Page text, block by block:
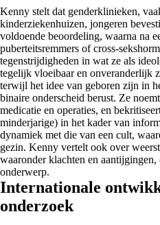
Kenny stelt dat genderklinieken,
kinderziekenhuizen, jongeren
voldoende beoordeling, waarna na
puberteitsremmers of cross-
tegenstrijdigheden in wat ze als
tegelijk vloeibaar en onveranderlijk
terwijl het idee van geboren zijn in
binaire onderscheid berust. Ze
medicatie en operaties, en
minderjarige) in het kader van
dynamiek met die van een cult,
gezin. Kenny vertelt ook over
waaronder klachten en
onderwerp.
Internationale
onderzoek